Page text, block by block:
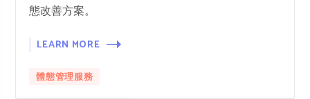
態改善方案。
LEARN MORE
體態管理服務